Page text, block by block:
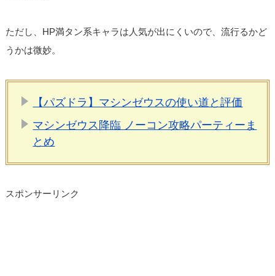
ただし、HP満タン系キャラは人気が出にくいので、流行るかど
うかは微妙。
【パズドラ】マシンゼウスの使い道と評価
マシンゼウス降臨 ノーコン攻略パーティーま
とめ
スポンサーリンク